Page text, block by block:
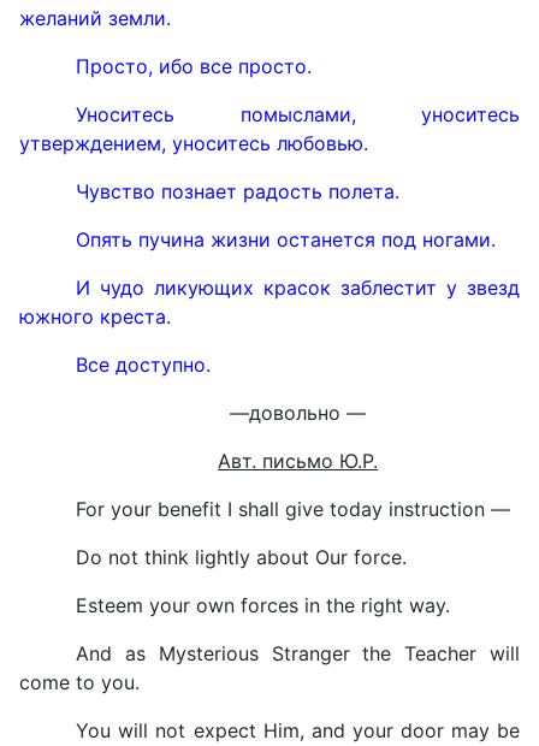
желаний земли.
Просто, ибо все просто.
Уноситесь помыслами, уноситесь
утверждением, уноситесь любовью.
Чувство познает радость полета.
Опять пучина жизни останется под ногами.
И чудо ликующих красок заблестит у звезд
южного креста.
Все доступно.
—довольно—
Авт. письмо Ю.Р.
For your benefit I shall give today instruction —
Do not think lightly about Our force.
Esteem your own forces in the right way.
And as Mysterious Stranger the Teacher will
come to you.
You will not expect Him, and your door may be